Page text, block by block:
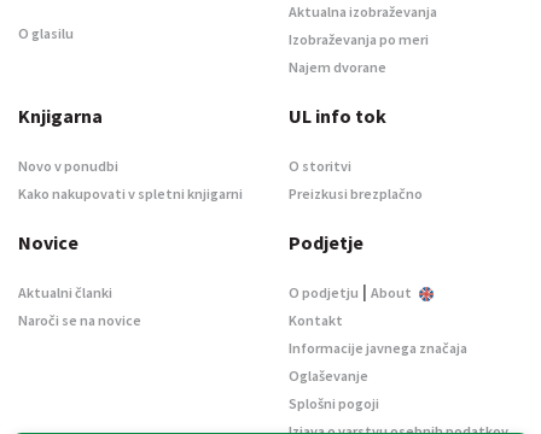
O glasilu
Aktualna izobraževanja
Izobraževanja po meri
Najem dvorane
Knjigarna
Novo v ponudbi
Kako nakupovati v spletni knjigarni
UL info tok
O storitvi
Preizkusi brezplačno
Novice
Aktualni članki
Naroči se na novice
Podjetje
O podjetju | About
Kontakt
Informacije javnega značaja
Oglaševanje
Splošni pogoji